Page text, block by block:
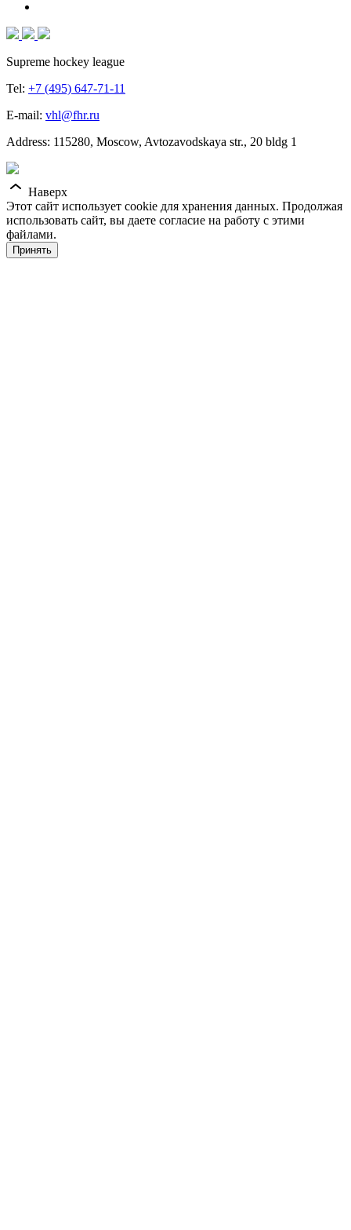
Supreme hockey league
Tel: +7 (495) 647-71-11
E-mail: vhl@fhr.ru
Address: 115280, Moscow, Avtozavodskaya str., 20 bldg 1
Наверх
Этот сайт использует cookie для хранения данных. Продолжая
использовать сайт, вы даете согласие на работу с этими
файлами.
Принять